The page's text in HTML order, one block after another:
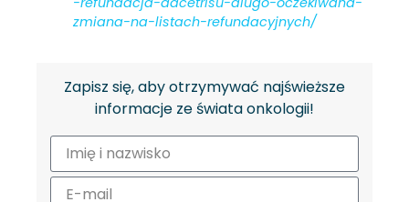
zmiana-na-listach-refundacyjnych/
Zapisz się, aby otrzymywać najświeższe
informacje ze świata onkologii!